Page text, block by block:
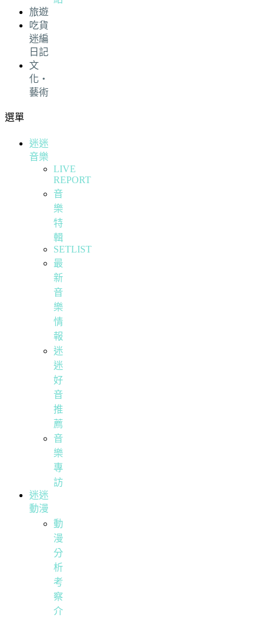
旅遊
吃貨
迷編
日記
文
化・
藝術
選單
迷迷
音樂
LIVE
REPORT
音
樂
特
輯
SETLIST
最
新
音
樂
情
報
迷
迷
好
音
推
薦
音
樂
專
訪
迷迷
動漫
動
漫
分
析
考
察
介